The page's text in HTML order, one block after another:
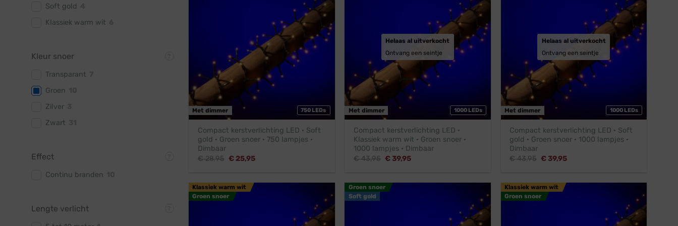
Soft gold
Klassiek warm wit
Kleur snoer
Transparant
Groen
Zilver
Zwart
Effect
Continu branden
Lengte verlicht
750 LEDs
Met dimmer
Compact kerstverlichting LED · Soft
gold · Groen snoer · 750 lampjes ·
Dimbaar
€28,95 Oorspronkelijke
€25,95Huidige
1000 LEDs
Met dimmer
Helaas al uitverkocht
Ontvang een seintje
Compact kerstverlichting LED ·
Klassiek warm wit · Groen snoer ·
1000 lampjes · Dimbaar
€43,95 Oorspronkelijke
€39,95Huidige
1000 LEDs
Met dimmer
Helaas al uitverkocht
Ontvang een seintje
Compact kerstverlichting LED · Soft
gold · Groen snoer · 1000 lampjes ·
Dimbaar
€43,95 Oorspronkelijke
€39,95Huidige
Klassiek warm wit
Groen snoer
Groen snoer
Soft gold
Klassiek warm wit
Groen snoer